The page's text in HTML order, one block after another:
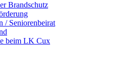
Brandschutz
/ Seniorenbeirat
beim LK Cux